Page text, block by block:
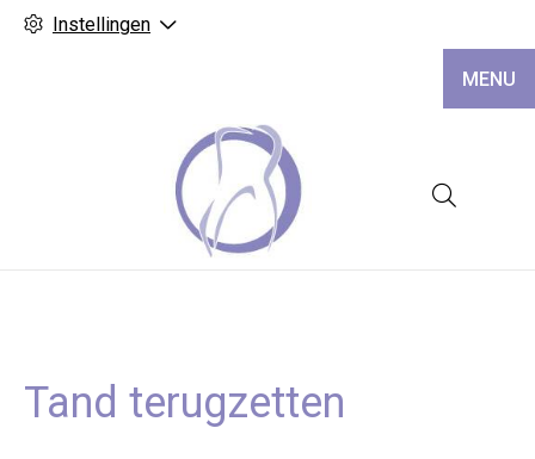
Instellingen
MENU
Tand terugzetten